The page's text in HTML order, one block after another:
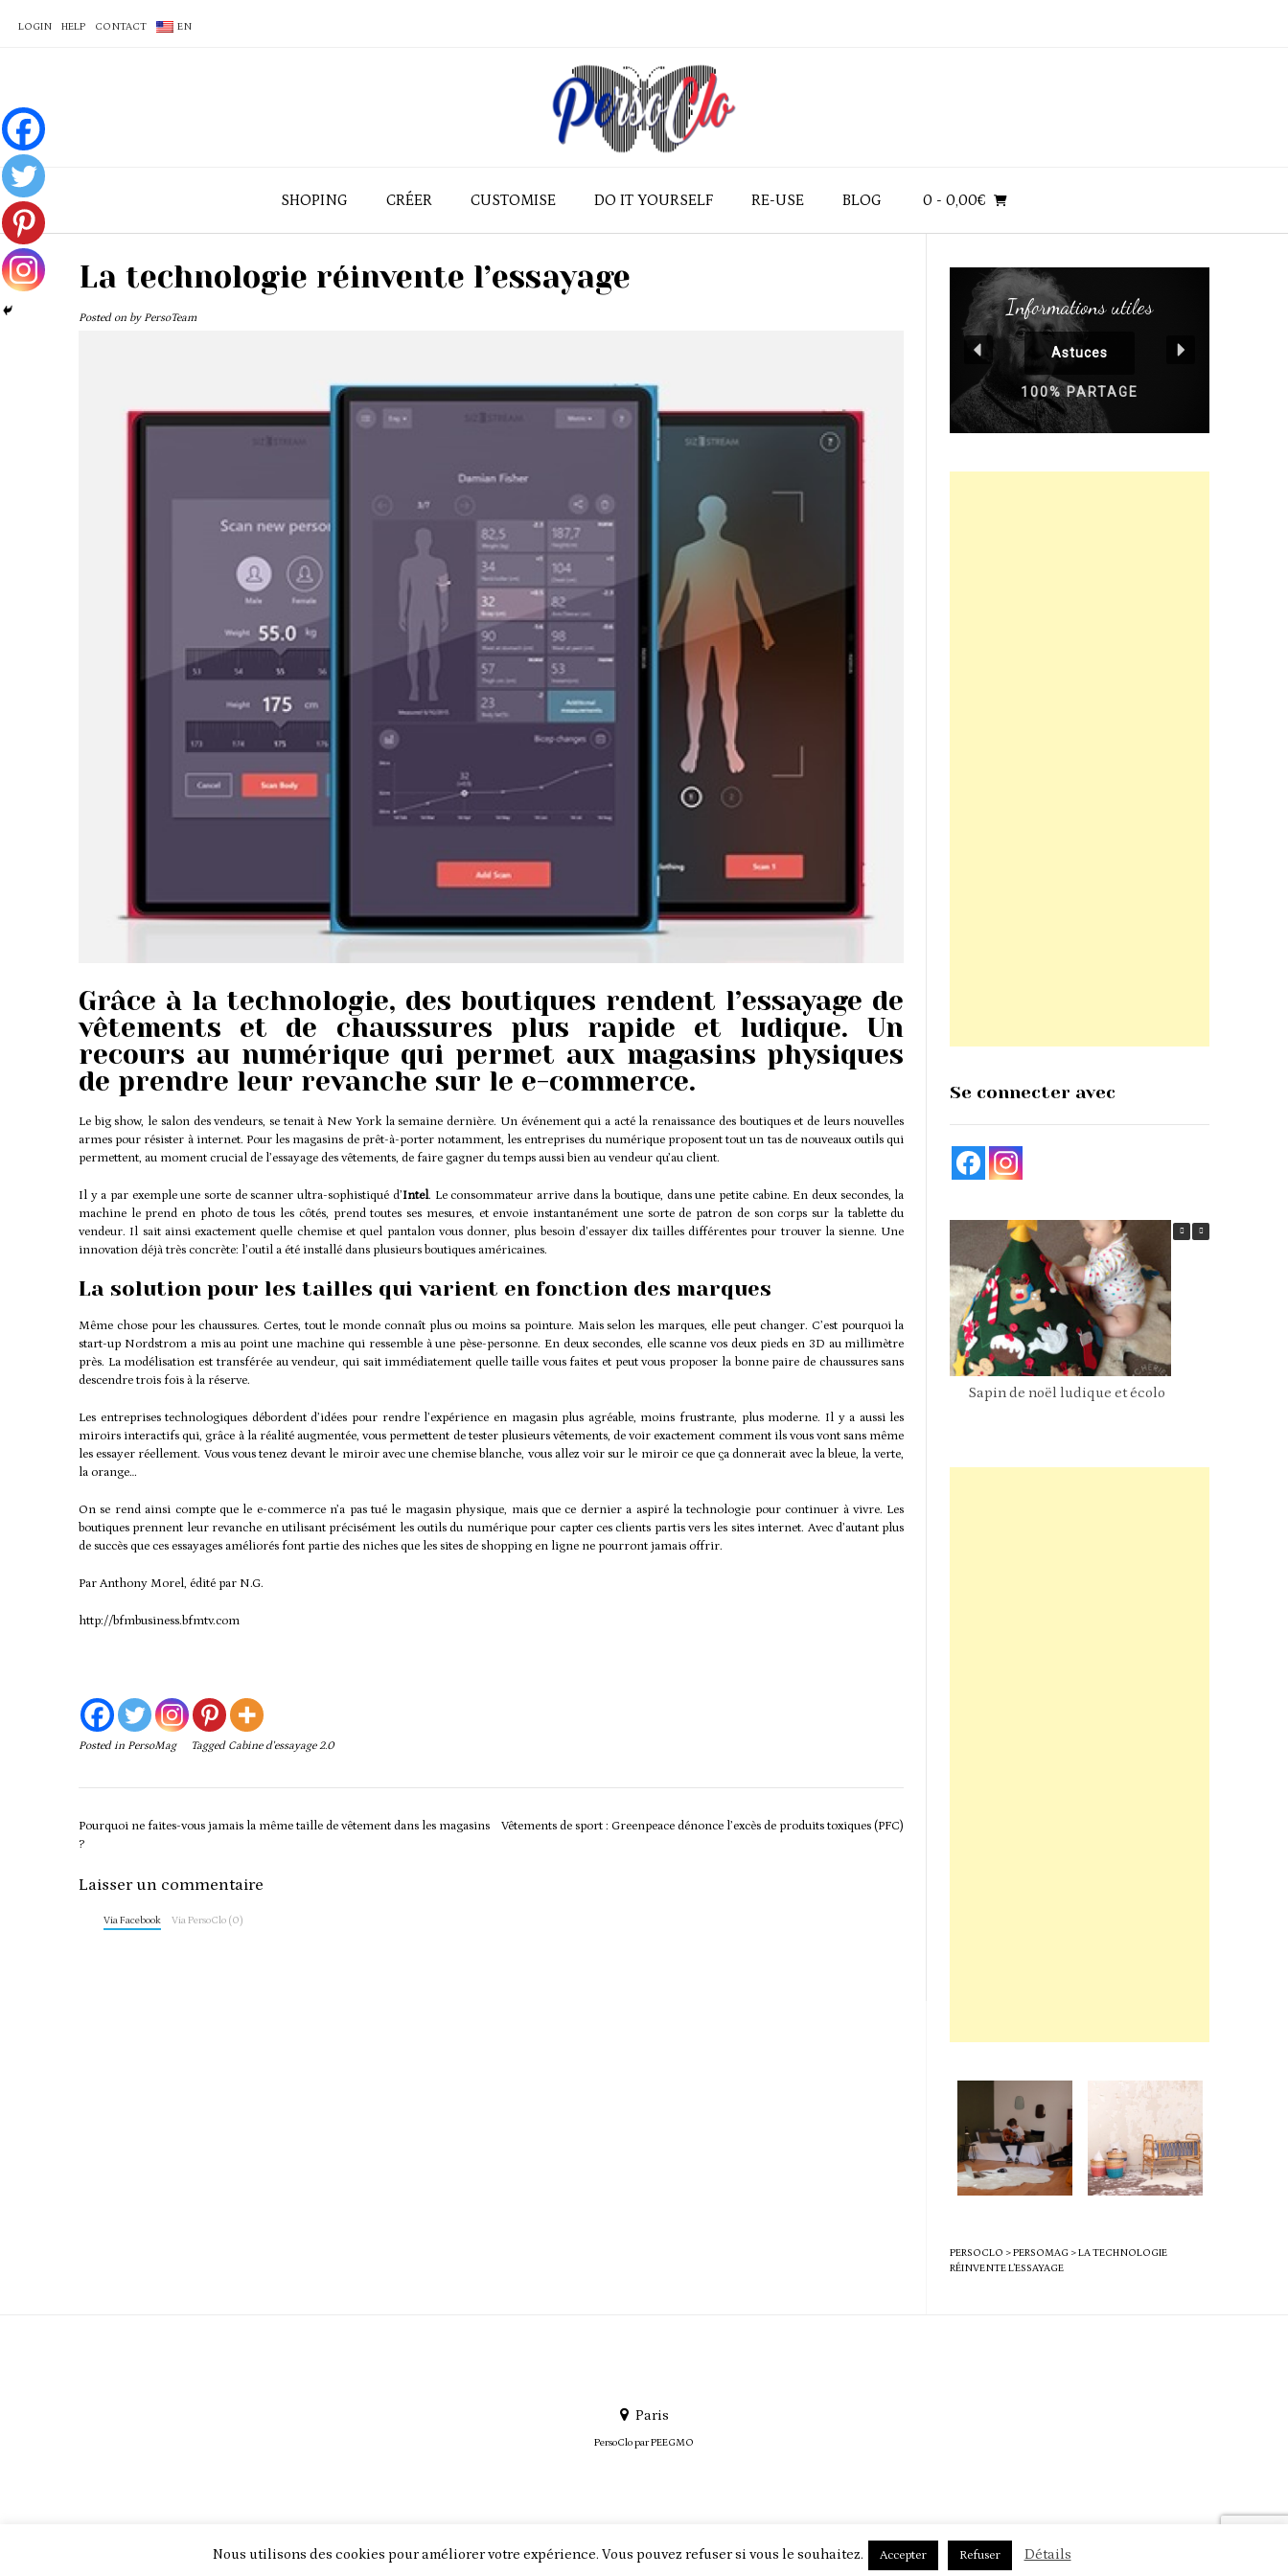
LOGIN HELP CONTACT EN
SHOPING CRÉER CUSTOMISE DO IT YOURSELF RE-USE BLOG 0 - 0,00€
La technologie réinvente l’essayage
Posted on by PersoTeam
Grâce à la technologie, des boutiques rendent l’essayage de
vêtements et de chaussures plus rapide et ludique. Un
recours au numérique qui permet aux magasins physiques
de prendre leur revanche sur le e-commerce.
Le big show, le salon des vendeurs, se tenait à New York la semaine dernière. Un événement qui a acté la renaissance des boutiques et de leurs nouvelles
armes pour résister à internet. Pour les magasins de prêt-à-porter notamment, les entreprises du numérique proposent tout un tas de nouveaux outils qui
permettent, au moment crucial de l’essayage des vêtements, de faire gagner du temps aussi bien au vendeur qu’au client.
Il y a par exemple une sorte de scanner ultra-sophistiqué d’Intel. Le consommateur arrive dans la boutique, dans une petite cabine. En deux secondes, la
machine le prend en photo de tous les côtés, prend toutes ses mesures, et envoie instantanément une sorte de patron de son corps sur la tablette du
vendeur. Il sait ainsi exactement quelle chemise et quel pantalon vous donner, plus besoin d’essayer dix tailles différentes pour trouver la sienne. Une
innovation déjà très concrète: l’outil a été installé dans plusieurs boutiques américaines.
La solution pour les tailles qui varient en fonction des marques
Même chose pour les chaussures. Certes, tout le monde connaît plus ou moins sa pointure. Mais selon les marques, elle peut changer. C’est pourquoi la
start-up Nordstrom a mis au point une machine qui ressemble à une pèse-personne. En deux secondes, elle scanne vos deux pieds en 3D au millimètre
près. La modélisation est transférée au vendeur, qui sait immédiatement quelle taille vous faites et peut vous proposer la bonne paire de chaussures sans
descendre trois fois à la réserve.
Les entreprises technologiques débordent d’idées pour rendre l’expérience en magasin plus agréable, moins frustrante, plus moderne. Il y a aussi les
miroirs interactifs qui, grâce à la réalité augmentée, vous permettent de tester plusieurs vêtements, de voir exactement comment ils vous vont sans même
les essayer réellement. Vous vous tenez devant le miroir avec une chemise blanche, vous allez voir sur le miroir ce que ça donnerait avec la bleue, la verte,
la orange…
On se rend ainsi compte que le e-commerce n’a pas tué le magasin physique, mais que ce dernier a aspiré la technologie pour continuer à vivre. Les
boutiques prennent leur revanche en utilisant précisément les outils du numérique pour capter ces clients partis vers les sites internet. Avec d’autant plus
de succès que ces essayages améliorés font partie des niches que les sites de shopping en ligne ne pourront jamais offrir.
Par Anthony Morel, édité par N.G.
http://bfmbusiness.bfmtv.com
Posted in PersoMag Tagged Cabine d'essayage 2.0
Post
navigation
Pourquoi ne faites-vous jamais la même taille de vêtement dans les magasins
?
Vêtements de sport : Greenpeace dénonce l’excès de produits toxiques (PFC)
Laisser un commentaire
Via Facebook Via PersoClo (0)
Informations utiles
Astuces
100% PARTAGE
Se connecter avec
Sapin de noël ludique et écolo
PERSOCLO >PERSOMAG>LA TECHNOLOGIE
RÉINVENTE L’ESSAYAGE
Paris
PersoClo parPEEGMO
ABOUT US TERMS & CONDITIONS CONTACT
Nous utilisons des cookies pour améliorer votre expérience. Vous pouvez refuser si vous le souhaitez. Accepter Refuser Détails